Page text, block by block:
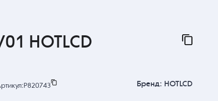
HOTLCD
P820743 Бренд: HOTLCD